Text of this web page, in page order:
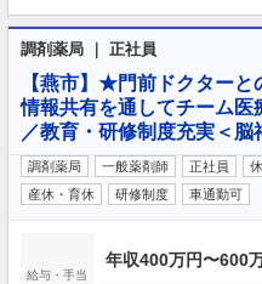
調剤薬局 ｜ 正社員
【燕市】★門前ドクター
情報共有を通してチーム
／教育・研修制度充実＜脳
調剤薬局 一般薬剤師 正社員
産休・育休
研修制度 車通勤可
給与・手当
年収400万円〜600